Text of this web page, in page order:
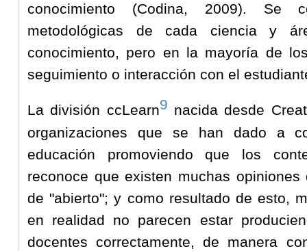
conocimiento (Codina, 2009). Se
metodológicas de cada ciencia y
conocimiento, pero en la mayoría de
seguimiento o interacción con el
La división ccLearn9 nacida desde
organizaciones que se han dado a
educación promoviendo que los
reconoce que existen muchas
de "abierto"; y como resultado de esto,
en realidad no parecen estar
docentes correctamente, de manera